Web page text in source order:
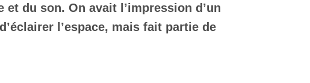
du son. On avait l’impression d’un
l’espace, mais fait partie de